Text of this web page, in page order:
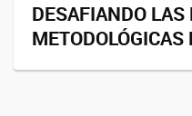
DESAFIANDO LAS